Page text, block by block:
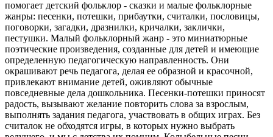
помогает детский фольклор - сказки и малые фольклорные
жанры: песенки, потешки, прибаутки, считалки, пословицы,
поговорки, загадки, дразнилки, кричалки, заклички,
пестушки. Малый фольклорный жанр - это миниатюрные
поэтические произведения, созданные для детей и имеющие
определенную педагогическую направленность. Они
окрашивают речь педагога, делая ее образной и красочной,
привлекают внимание детей, оживляют обычные
повседневные дела дошкольника. Песенки-потешки приносят
радость, вызывают желание повторить слова за взрослым,
выполнять задания педагога, участвовать в общих играх. Без
считалок не обходятся игры, в которых нужно выбрать